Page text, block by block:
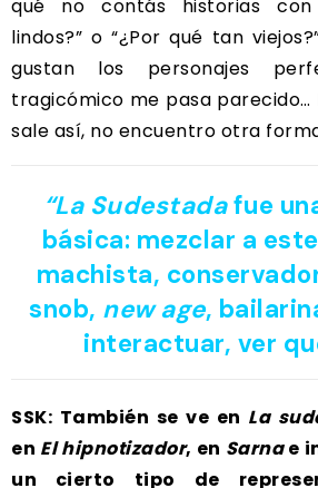
qué no contás historias con
lindos?” o “¿Por qué tan
gustan los personajes
tragicómico me pasa parecido…
sale así, no encuentro otra
“La Sudestadafue
básica: mezclar a
machista,
snob, new age,
interactuar, ver
SSK: También se ve en La
en El hipnotizador, en Sarnae
un cierto tipo de